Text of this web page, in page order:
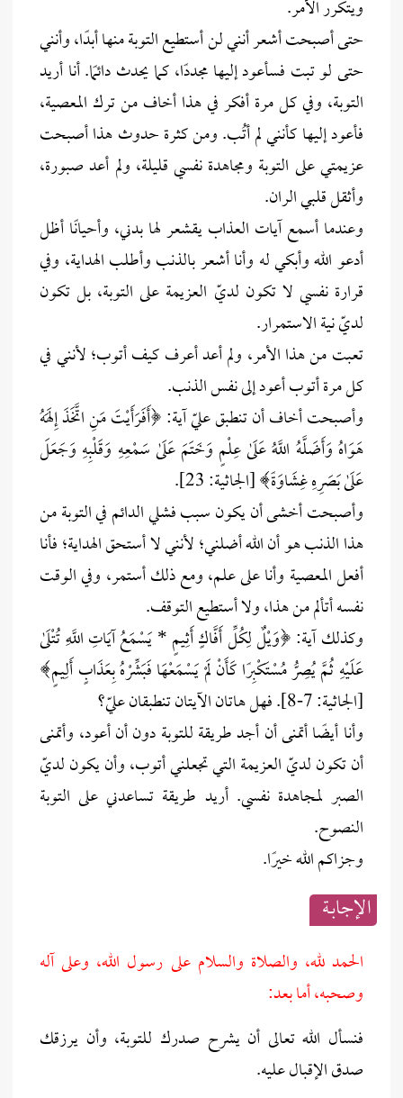
ويتكرر الأمر.
حتى أصبحت أشعر أنني لن أستطيع التوبة منها أبدًا، وأنني
حتى لو تبت فسأعود إليها مجددًا، كما يحدث دائمًا. أنا أريد
التوبة، وفي كل مرة أفكر في هذا أخاف من ترك المعصية،
فأعود إليها كأنني لم أتُب. ومن كثرة حدوث هذا أصبحت
عزيمتي على التوبة ومجاهدة نفسي قليلة، ولم أعد صبورة،
وأثقل قلبي الران.
وعندما أسمع آيات العذاب يقشعر لها بدني، وأحيانًا أظل
أدعو الله وأبكي له وأنا أشعر بالذنب وأطلب الهداية، وفي
قرارة نفسي لا تكون لديّ العزيمة على التوبة، بل تكون
لديّ نية الاستمرار.
تعبت من هذا الأمر، ولم أعد أعرف كيف أتوب؛ لأنني في
كل مرة أتوب أعود إلى نفس الذنب.
وأصبحت أخاف أن تنطبق عليّ آية: ﴿أَفَرَأَيْتَ مَنِ اتَّخَذَ إِلَهَهُ
هَوَاهُ وَأَضَلَّهُ اللَّهُ عَلَىٰ عِلْمٍ وَخَتَمَ عَلَىٰ سَمْعِهِ وَقَلْبِهِ وَجَعَلَ
عَلَىٰ بَصَرِهِ غِشَاوَةً﴾ [الجاثية: 23].
وأصبحت أخشى أن يكون سبب فشلي الدائم في التوبة من
هذا الذنب هو أن الله أضلني؛ لأنني لا أستحق الهداية؛ فأنا
أفعل المعصية وأنا على علم، ومع ذلك أستمر، وفي الوقت
نفسه أتألم من هذا، ولا أستطيع التوقف.
وكذلك آية: ﴿وَيْلٌ لِكُلِّ أَفَّاكٍ أَثِيمٍ * يَسْمَعُ آيَاتِ اللَّهِ تُتْلَىٰ
عَلَيْهِ ثُمَّ يُصِرُّ مُسْتَكْبِرًا كَأَنْ لَمْ يَسْمَعْهَا فَبَشِّرْهُ بِعَذَابٍ أَلِيمٍ﴾
[الجاثية: 7-8]. فهل هاتان الآيتان تنطبقان عليّ؟
وأنا أيضًا أتمنى أن أجد طريقة للتوبة دون أن أعود، وأتمنى
أن تكون لديّ العزيمة التي تجعلني أتوب، وأن يكون لديّ
الصبر لمجاهدة نفسي. أريد طريقة تساعدني على التوبة
النصوح.
وجزاكم الله خيرًا.
الإجابــة
الحمد لله، والصلاة والسلام على رسول الله، وعلى آله
وصحبه، أما بعد:
فنسأل الله تعالى أن يشرح صدرك للتوبة، وأن يرزقك
صدق الإقبال عليه.